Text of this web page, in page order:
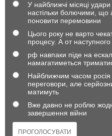
У найближчі місяці удари
настільки болючими, що
поновити перемовини
Цього року не варто
процесу. А от
рф навпаки піде на
намагатиметься
Найближчим часом
переговори, але
матимуть
Вже давно не роблю
завершення війни